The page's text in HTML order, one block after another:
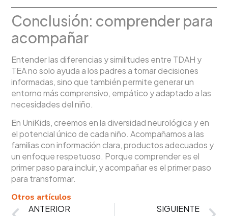
Conclusión: comprender para
acompañar
Entender las diferencias y similitudes entre TDAH y
TEA no solo ayuda a los padres a tomar decisiones
informadas, sino que también permite generar un
entorno más comprensivo, empático y adaptado a las
necesidades del niño.
En UniKids, creemos en la diversidad neurológica y en
el potencial único de cada niño. Acompañamos a las
familias con información clara, productos adecuados y
un enfoque respetuoso. Porque comprender es el
primer paso para incluir, y acompañar es el primer paso
para transformar.
Otros artículos
ANTERIOR
SIGUIENTE